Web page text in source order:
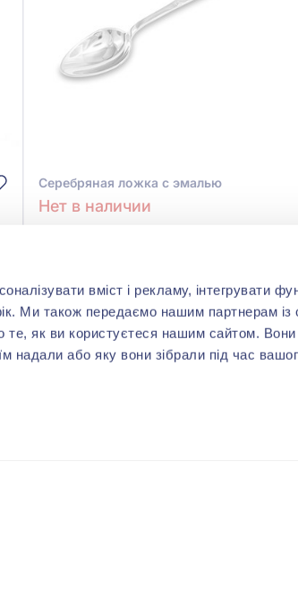
вміст і рекламу, інтегрувати
Ми також передаємо нашим партнерам із
те, як ви користуєтеся нашим сайтом.
надали або яку вони зібрали під час
Серебряная ложка с эмалью
Нет в наличии